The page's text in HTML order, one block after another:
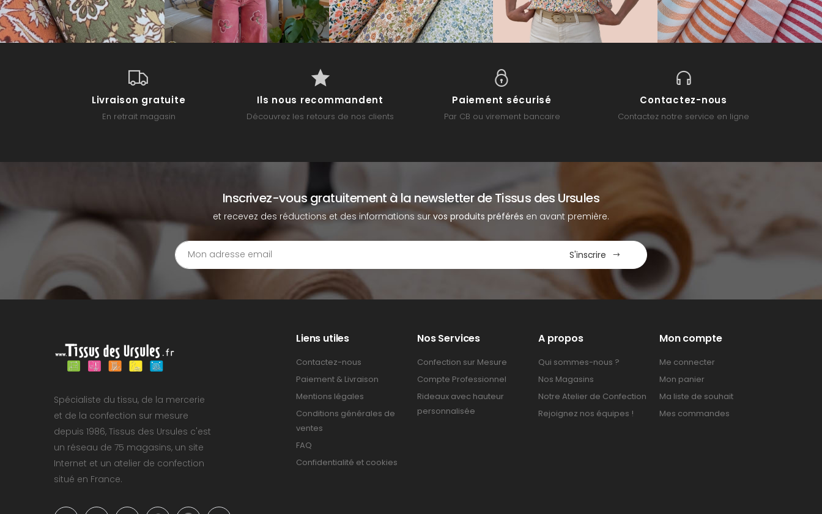
Livraison gratuite
En retrait magasin
Ils nous recommandent
Découvrez les retours de nos clients
Paiement sécurisé
Par CB ou virement bancaire
Contactez-nous
Contactez notre service en ligne
Inscrivez-vous gratuitement à la newsletter de Tissus des Ursules
et recevez des réductions et des informations survos produits préférés en avant première.
S'inscrire
Spécialiste du tissu, de la mercerie
et de la confection sur mesure
depuis 1986, Tissus des Ursules c'est
un réseau de 75 magasins, un site
Internet et un atelier de confection
situé en France.
Liens utiles
Contactez-nous
Paiement & Livraison
Mentions légales
Conditions générales de
ventes
FAQ
Confidentialité et cookies
Nos Services
Confection sur Mesure
Compte Professionnel
Rideaux avec hauteur
personnalisée
A propos
Qui sommes-nous ?
Nos Magasins
Notre Atelier de Confection
Rejoignez nos équipes !
Mon compte
Me connecter
Mon panier
Ma liste de souhait
Mes commandes